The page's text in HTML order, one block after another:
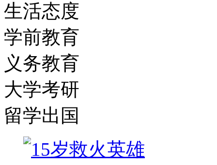
生活态度
学前教育
义务教育
大学考研
留学出国